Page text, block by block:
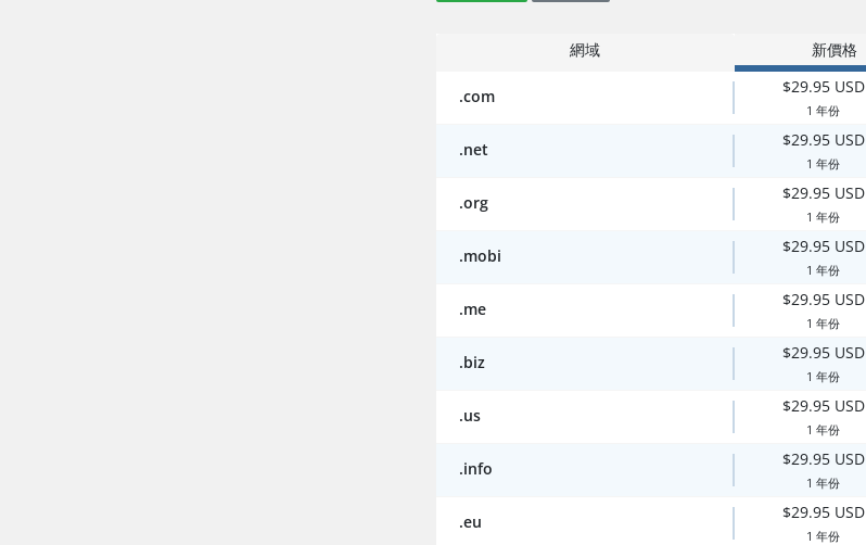
網域 新價格
.com $29.95 USD
1 年份
.net $29.95 USD
1 年份
.org $29.95 USD
1 年份
.mobi $29.95 USD
1 年份
.me $29.95 USD
1 年份
.biz $29.95 USD
1 年份
.us $29.95 USD
1 年份
.info $29.95 USD
1 年份
.eu $29.95 USD
1 年份